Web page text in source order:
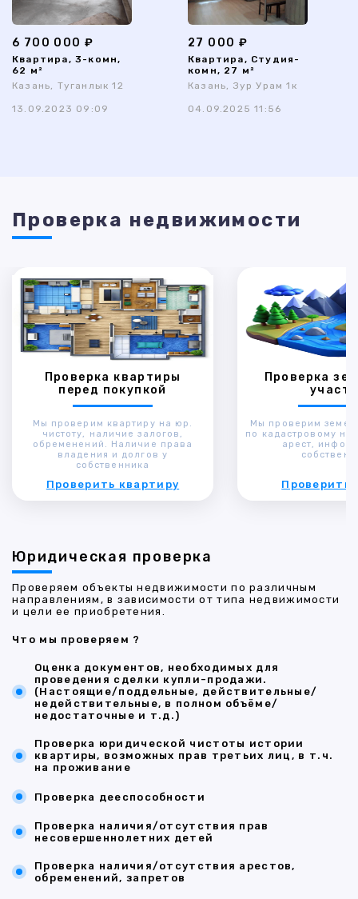
6 700 000 ₽
Квартира, 3-комн,
62 м²
Казань, Туганлык 12
13.09.2023 09:09
27 000 ₽
Квартира, Студия-
комн, 27 м²
Казань, Зур Урам 1к
04.09.2025 11:56
Проверка недвижимости
Проверка квартиры
перед покупкой
Мы проверим квартиру на юр.
чистоту, наличие залогов,
обременений. Наличие права
владения и долгов у
собственника
Проверить квартиру
Проверка
Мы проверим
по кадастровому
арест,
Проверить
Юридическая проверка
Проверяем объекты недвижимости по различным
направлениям, в зависимости от типа недвижимости
и цели ее приобретения.
Что мы проверяем ?
Оценка документов, необходимых для
проведения сделки купли-продажи.
(Настоящие/поддельные, действительные/
недействительные, в полном объёме/
недостаточные и т.д.)
Проверка юридической чистоты истории
квартиры, возможных прав третьих лиц, в т.ч.
на проживание
Проверка дееспособности
Проверка наличия/отсутствия прав
несовершеннолетних детей
Проверка наличия/отсутствия арестов,
обременений, запретов